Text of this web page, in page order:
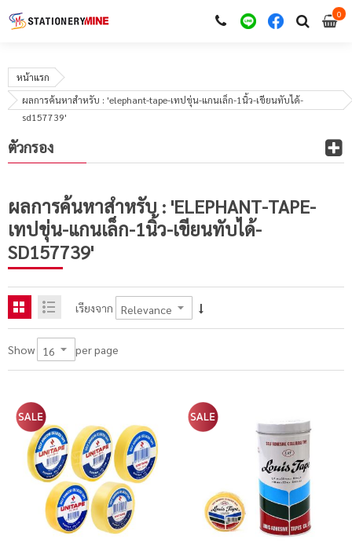
00
หน้าแรก
ผลการค้นหาสำหรับ : 'elephant-tape-เทปขุ่น-แกนเล็ก-1นิ้ว-เขียนทับได้-
sd157739'
ผลการค้นหาสำหรับ : 'ELEPHANT-TAPE-
เทปขุ่น-แกนเล็ก-1นิ้ว-เขียนทับได้-
SD157739'
เรียงจาก
Show per page
ตัวกรอง